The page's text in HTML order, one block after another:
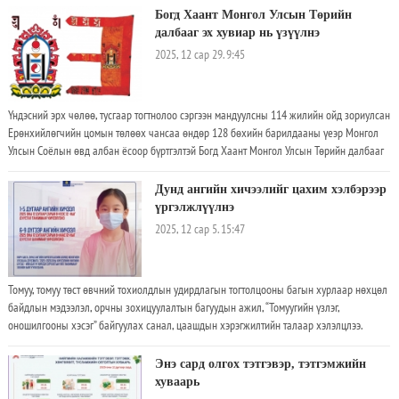
Богд Хаант Монгол Улсын Төрийн
далбааг эх хувиар нь үзүүлнэ
2025, 12 сар 29. 9:45
Үндэсний эрх чөлөө, тусгаар тогтнолоо сэргээн мандуулсны 114 жилийн ойд зориулсан
Ерөнхийлөгчийн цомын төлөөх чансаа өндөр 128 бөхийн барилдааны үеэр Монгол
Улсын Соёлын өвд албан ёсоор бүртгэлтэй Богд Хаант Монгол Улсын Төрийн далбааг
улс гүрний тусгаар тогтнолын эрхэм бэлгэдэл нь Улсын сүлд, тамга, туг, далбаа байдаг
билээ. Энэхүү уламжлалын дагуу 1911 онд тусгаар тогтнолоо зарласан Олноо
Өргөгдсөн Монгол Улсын хамгийн түрүүнд шийдвэрлэсэн чухал зүйл нь дэлхийн
нийтийн жишгийн дагуу “Төрийн далбаа”-тай болсон явдал юм. Зээгт наамал болон
барлах аргаар бүтээсэн Олноо Өргөгдсөн Монгол Улсын төрийн далбааг урлахад Да
лам Цэрэнчимэд ихээхэн үүрэгтэй оролцсон гэдэг бөгөөд уг далбааны гол дахь
соёмбо тэмдэг нь 1921 оны Ардын хувьсгалын үеэр төрийн сүлд далбаанд ч
залгамжлан ирсэн түүхтэй
Дунд ангийн хичээлийг цахим хэлбэрээр
үргэлжлүүлнэ
2025, 12 сар 5. 15:47
Томуу, томуу төст өвчний тохиолдлын удирдлагын тогтолцооны багын хурлаар нөхцөл
байдлын мэдээлэл, орчны зохицуулалтын багуудын ажил, “Томуугийн үзлэг,
оношилгооны хэсэг” байгуулах санал, цаашдын хэрэгжилтийн талаар хэлэлцлээ.
вирусийн илрэлт ихэвчлэн 51–52 дахь долоо хоногт оргилд хүрдэг
Энэ сард олгох тэтгэвэр, тэтгэмжийн
хуваарь